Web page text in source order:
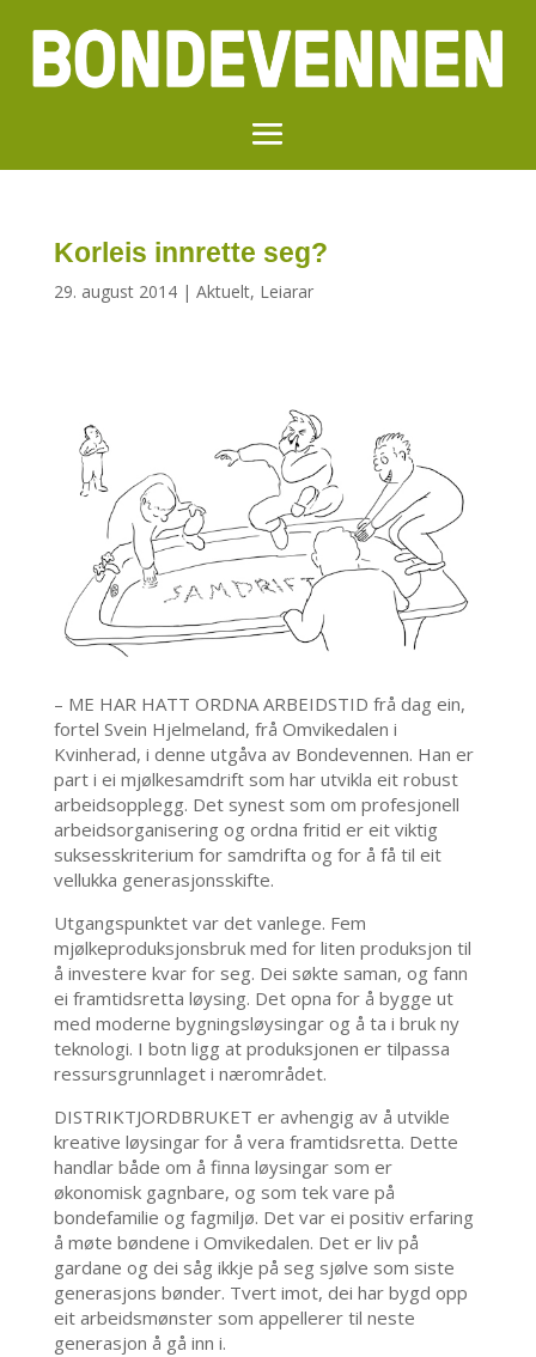
Korleis innrette seg?
29. august 2014| Aktuelt, Leiarar
– ME HAR HATT ORDNA ARBEIDSTID frå dag ein,
fortel Svein Hjelmeland, frå Omvikedalen i
Kvinherad, i denne utgåva av Bondevennen. Han er
part i ei mjølkesamdrift som har utvikla eit robust
arbeidsopplegg. Det synest som om profesjonell
arbeidsorganisering og ordna fritid er eit viktig
suksesskriterium for samdrifta og for å få til eit
vellukka generasjonsskifte.
Utgangspunktet var det vanlege. Fem
mjølkeproduksjonsbruk med for liten produksjon til
å investere kvar for seg. Dei søkte saman, og fann
ei framtidsretta løysing. Det opna for å bygge ut
med moderne bygningsløysingar og å ta i bruk ny
teknologi. I botn ligg at produksjonen er tilpassa
ressursgrunnlaget i nærområdet.
DISTRIKTJORDBRUKET er avhengig av å utvikle
kreative løysingar for å vera framtidsretta. Dette
handlar både om å finna løysingar som er
økonomisk gagnbare, og som tek vare på
bondefamilie og fagmiljø. Det var ei positiv erfaring
å møte bøndene i Omvikedalen. Det er liv på
gardane og dei såg ikkje på seg sjølve som siste
generasjons bønder. Tvert imot, dei har bygd opp
eit arbeidsmønster som appellerer til neste
generasjon å gå inn i.